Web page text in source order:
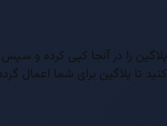
پلاگین را در آنجا کپی کرده و
کنید تا پلاگین برای شما اعمال